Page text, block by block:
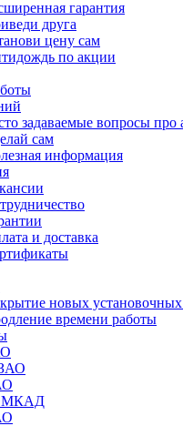
гарантия
друга
цену сам
по акции
задаваемые вопросы про
сам
информация
и доставка
новых установочных
времени работы
МКАД